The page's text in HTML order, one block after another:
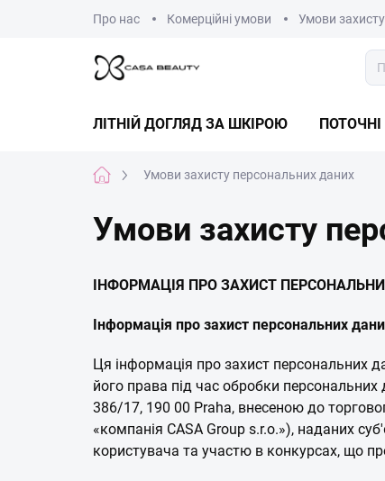
Про нас Комерційні умови Умови
ЛІТНІЙ ДОГЛЯД ЗА ШКІРОЮ
ГоловнаУмови захисту персональних даних
Умови захисту
ІНФОРМАЦІЯ ПРО ЗАХИСТ
Інформація про захист персональних
Ця інформація про захист персональних
його права під час обробки
386/17, 190 00 Praha, внесеною до
«компанія CASA Group s.r.o.»), наданих
користувача та участю в конкурсах, що